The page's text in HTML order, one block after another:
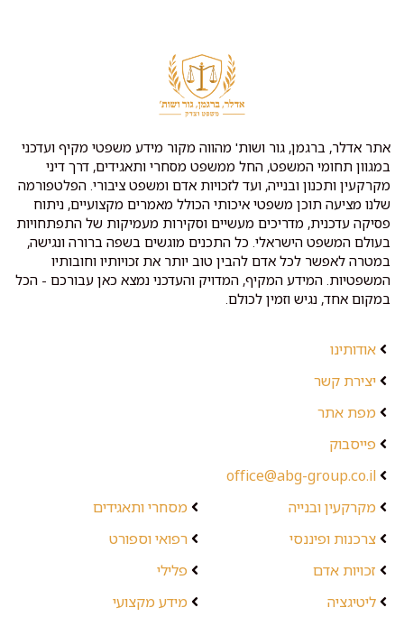
אתר אדלר, ברגמן, גור ושות' מהווה מקור מידע משפטי מקיף ועדכני
במגוון תחומי המשפט, החל ממשפט מסחרי ותאגידים, דרך דיני
מקרקעין ותכנון ובנייה, ועד לזכויות אדם ומשפט ציבורי. הפלטפורמה
שלנו מציעה תוכן משפטי איכותי הכולל מאמרים מקצועיים, ניתוח
פסיקה עדכנית, מדריכים מעשיים וסקירות מעמיקות של התפתחויות
בעולם המשפט הישראלי. כל התכנים מוגשים בשפה ברורה ונגישה,
במטרה לאפשר לכל אדם להבין טוב יותר את זכויותיו וחובותיו
המשפטיות. המידע המקיף, המדויק והעדכני נמצא כאן עבורכם - הכל
במקום אחד, נגיש וזמין לכולם.
אודותינו
יצירת קשר
מפת אתר
פייסבוק
office@abg-group.co.il
מקרקעין ובנייה
צרכנות ופיננסי
זכויות אדם
ליטיגציה
מסחרי ותאגידים
רפואי וספורט
פלילי
מידע מקצועי